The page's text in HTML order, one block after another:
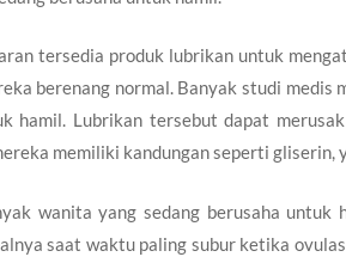
tersedia produk lubrikan untuk
berenang normal. Banyak studi medis
hamil. Lubrikan tersebut dapat
memiliki kandungan seperti gliserin,
wanita yang sedang berusaha
saat waktu paling subur ketika